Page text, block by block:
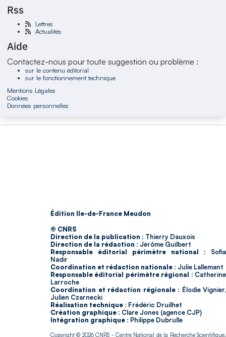
Rss
Lettres
Actualités
Aide
Contactez-nous pour toute suggestion ou problème :
sur le contenu éditorial
sur le fonctionnement technique
Mentions Légales
Cookies
Données personnelles
Édition Ile-de-France Meudon
© CNRS
Direction de la publication : Thierry Dauxois
Direction de la rédaction : Jérôme Guilbert
Responsable éditorial périmètre national : Sofia
Nadir
Coordination et rédaction nationale : Julie Lallemant
Responsable éditorial périmètre régional : Catherine
Larroche
Coordination et rédaction régionale : Élodie Vignier,
Julien Czarnecki
Réalisation technique : Frédéric Druilhet
Création graphique : Clare Jones (agence CJP)
Intégration graphique : Philippe Dubrulle
Copyright © 2026CNRS - Centre National de la Recherche Scientifique.